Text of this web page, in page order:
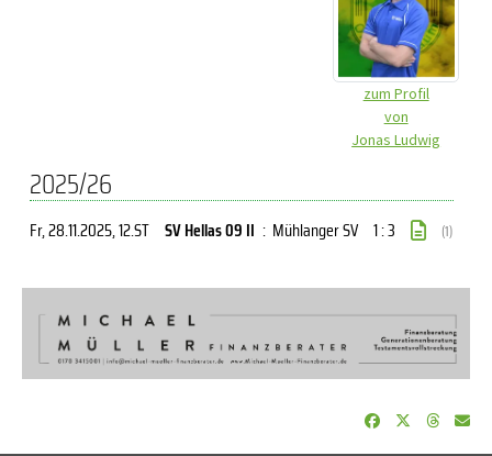
zum Profil
von
Jonas Ludwig
2025/26
Fr, 28.11.2025, 12.ST SV Hellas 09 II : Mühlanger SV 1 : 3 (1)